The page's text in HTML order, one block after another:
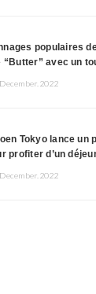
populaires
“Butter” avec un
Tokyo lance un
profiter d’un